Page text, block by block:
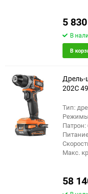
5 830
В
В
еще 4 фото
Дрель-
202C
Тип:
Режимы
Макс.
58